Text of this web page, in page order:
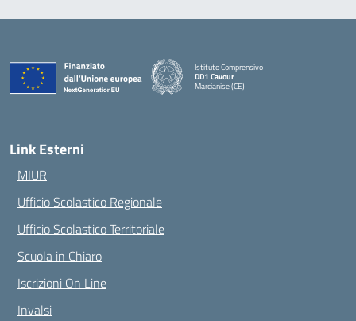
Istituto Comprensivo
DD1 Cavour
Marcianise (CE)
Link Esterni
MIUR
Ufficio Scolastico Regionale
Ufficio Scolastico Territoriale
Scuola in Chiaro
Iscrizioni On Line
Invalsi